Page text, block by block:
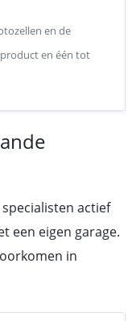
en de
en één tot
actief
een eigen garage.
in